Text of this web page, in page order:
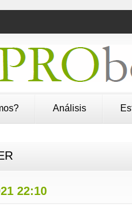
Análisis
22:10